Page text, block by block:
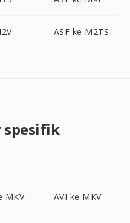
ASF ke M2TS
spesifik
MKV AVI ke MKV